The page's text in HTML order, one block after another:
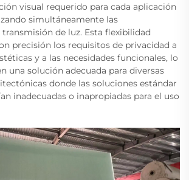
visual requerido para cada aplicación
simultáneamente las
de luz. Esta flexibilidad
precisión los requisitos de privacidad a
y a las necesidades funcionales, lo
una solución adecuada para diversas
donde las soluciones estándar
inadecuadas o inapropiadas para el uso